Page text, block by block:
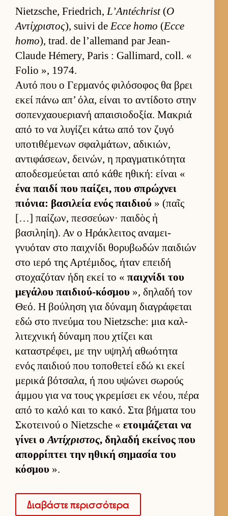
Nietzsche, Friedrich,L’Antéchrist(Ο
Αντίχριστος), suivi deEcce homo (Ecce
homo), trad. de l’allemand par Jean-
Claude Hémery, Paris : Gallimard, coll. «
Folio », 1974.
Αυτό που ο Γερ­μανός φιλόσοφος θα βρει
εκεί πάνω απ’ όλα, εί­ναι το αντίδοτο στην
σοπεν­χαου­εριανή απαι­σιο­δοξία. Μακριά
από το να λυγίζει κάτω από τον ζυγό
υποτιθέμενων σφαλ­μάτων, αδικιών,
αντιφάσεων, δει­νών, η πραγ­ματικότητα
αποδεσμεύ­εται από κάθε ηθική: εί­ναι «
ένα παιδί που παί­ζει, που σπρώχνει
πιόνια: βασιλεία ενός παι­διού » (παῖς
[…] παί­ζων, πεσ­σεύ­ων· παι­δὸς ἡ
βασιληίη). Αν ο Ηράκλει­τος αναμει­
γνυόταν στο παι­χνίδι θορυβωδών παι­διών
στο ιερό της Αρ­τέμιδος, ήταν επειδή
στοχαζόταν ήδη εκεί το « παι­χνίδι του
μεγάλου παι­διού-κόσμου », δηλαδή τον
Θεό. Η βού­ληση για δύναμη δια­γράφεται
εδώ στο πνεύμα του Nietzsche: μια καλ­
λιτεχνική δύναμη που χτίζει και
καταστρέφει, με την υψηλή αθωότητα
ενός παι­διού που τοποθετεί εδώ κι εκεί
μερικά βότσαλα, ή που υψώνει σωρούς
άμ­μου για να τους γκρεμίσει εκ νέου, πέρα
από το καλό και το κακό. Στα βήματα του
Σκοτει­νού ο Nietzsche « ετοι­μάζεται να
γίνει οΑντίχριστος, δηλαδή εκεί­νος που
απορ­ρίπτει την ηθική σημασία του
κόσμου ».
Δια­βάστε περισ­σότερα